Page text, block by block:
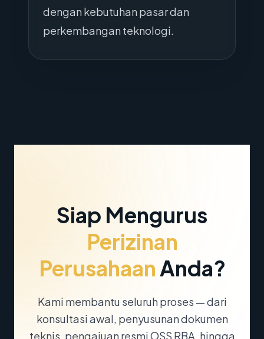
dengan kebutuhan pasar dan
perkembangan teknologi.
Siap Mengurus
Perizinan
PerusahaanAnda?
Kami membantu seluruh proses — dari
konsultasi awal, penyusunan dokumen
teknis, pengajuan resmi OSS RBA, hingga